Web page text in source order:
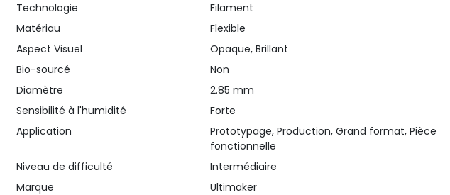
Technologie
Filament
Matériau
Flexible
Aspect Visuel
Opaque, Brillant
Bio-sourcé
Non
Diamètre
2.85 mm
Sensibilité à l'humidité
Forte
Application
Prototypage, Production, Grand format, Pièce
fonctionnelle
Niveau de difficulté
Intermédiaire
Marque
Ultimaker